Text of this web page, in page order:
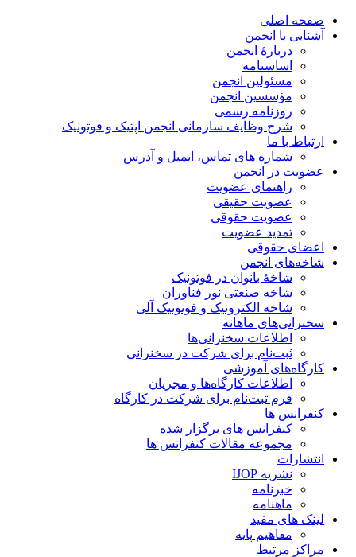
صفحه اصلی
آشنایی با انجمن
دربارۀ انجمن
اساسنامه
مسئولین انجمن
مؤسسین انجمن
روزنامه رسمی
شرح وظایف سازمانی انجمن اپتیک و فوتونیک
ارتباط با ما
شماره های تماس، ایمیل و آدرس
عضویت در انجمن
راهنمای عضویت
عضویت حقیقی
عضویت حقوقی
تمدید عضویت
اعضای حقوقی
شاخه‌های انجمن
شاخۀ بانوان در فوتونیک
شاخه صنعتی نور فناوران
شاخه‌ الکترونیک و فوتونیک آلی
سخنرانی‌های ماهانه
اطلاعات سخنرانی‌‌ها
ثبت‌نام برای شرکت در سخنرانی
کارگاه‌های آموزشی
اطلاعات کارگاه‌ها و مجریان
فرم ثبت‌نام برای شرکت در کارگاه
کنفرانس ها
کنفرانس های برگزار شده
مجموعه مقالات کنفرانس ها
انتشارات
نشریه IJOP
خبرنامه
ماهنامه
لینک های مفید
مفاهیم پایه
مراکز مرتبط